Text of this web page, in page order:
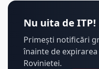
Nu uita de ITP!
Primești notificări
înainte de expirarea
Rovinietei.